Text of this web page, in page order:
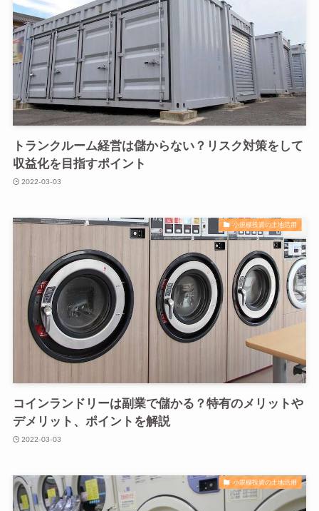
トランクルーム経営は儲からない？リスク対策をして
収益化を目指すポイント
2022-03-03
小規模投資の土地活用
コインランドリーは副業で儲かる？特有のメリットや
デメリット、ポイントを解説
2022-03-03
小規模投資の土地活用